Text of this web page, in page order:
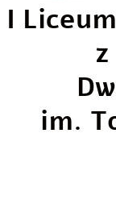
I
im.